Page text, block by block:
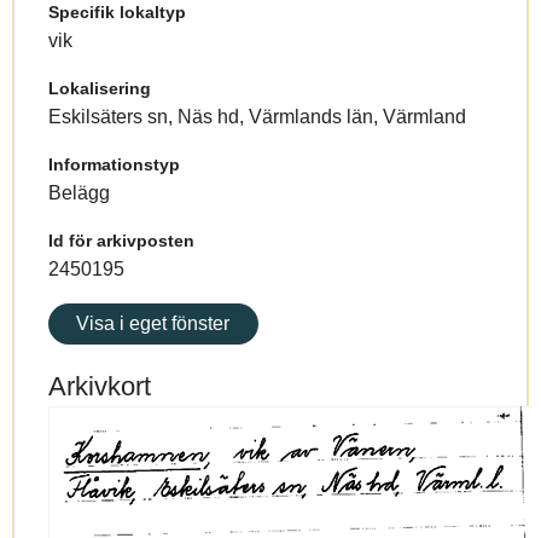
Specifik lokaltyp
vik
Lokalisering
Eskilsäters sn, Näs hd, Värmlands län, Värmland
Informationstyp
Belägg
Id för arkivposten
2450195
Visa i eget fönster
Arkivkort